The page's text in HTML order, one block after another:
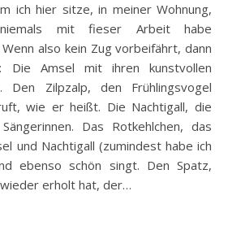
ich hier sitze, in meiner Wohnung,
mit fieser Arbeit habe
also kein Zug vorbeifährt, dann
Die Amsel mit ihren kunstvollen
Den Zilpzalp, den Frühlingsvogel
wie er heißt. Die Nachtigall, die
Das Rotkehlchen, das
und Nachtigall (zumindest habe ich
ebenso schön singt. Den Spatz,
erholt hat, der…